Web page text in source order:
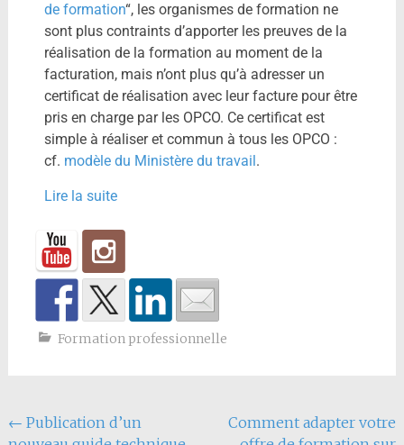
de formation“, les organismes de formation ne
sont plus contraints d’apporter les preuves de la
réalisation de la formation au moment de la
facturation, mais n’ont plus qu’à adresser un
certificat de réalisation avec leur facture pour être
pris en charge par les OPCO. Ce certificat est
simple à réaliser et commun à tous les OPCO :
cf. modèle du Ministère du travail.
Lire la suite
Formation professionnelle
← Publication d’un
Comment adapter votre